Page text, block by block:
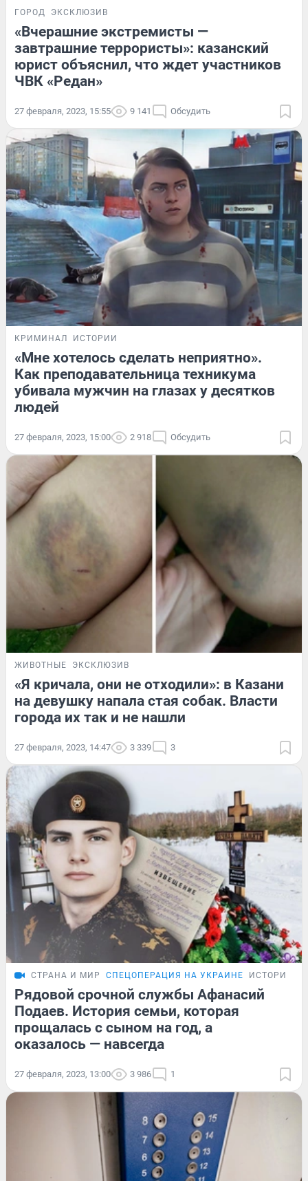
ГОРОД ЭКСКЛЮЗИВ
«Вчерашние экстремисты —
завтрашние террористы»: казанский
юрист объяснил, что ждет участников
ЧВК «Редан»
27 февраля, 2023, 15:55 9 141 Обсудить
КРИМИНАЛ ИСТОРИИ
«Мне хотелось сделать неприятно».
Как преподавательница техникума
убивала мужчин на глазах у десятков
людей
27 февраля, 2023, 15:00 2 918 Обсудить
ЖИВОТНЫЕ ЭКСКЛЮЗИВ
«Я кричала, они не отходили»: в Казани
на девушку напала стая собак. Власти
города их так и не нашли
27 февраля, 2023, 14:47 3 339 3
СТРАНА И МИР СПЕЦОПЕРАЦИЯ НА УКРАИНЕ ИСТОРИИ
Рядовой срочной службы Афанасий
Подаев. История семьи, которая
прощалась с сыном на год, а
оказалось — навсегда
27 февраля, 2023, 13:00 3 986 1